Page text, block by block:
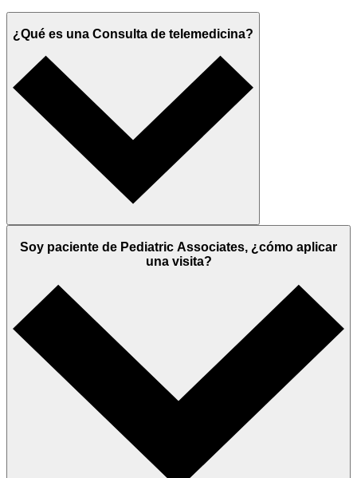
¿Qué es una Consulta de telemedicina?
Soy paciente de Pediatric Associates, ¿cómo aplicar
una visita?